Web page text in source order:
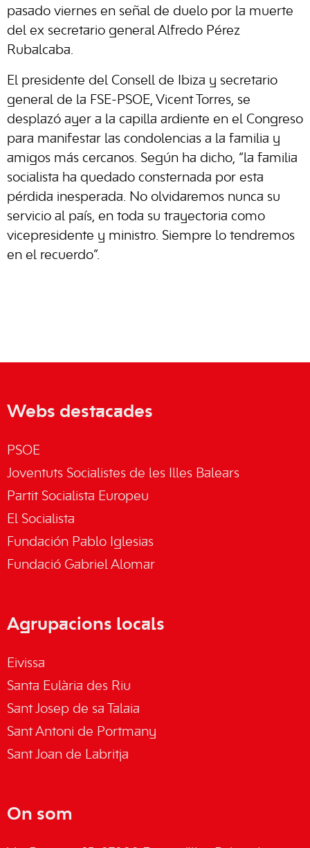
pasado viernes en señal de duelo por la muerte
del ex secretario general Alfredo Pérez
Rubalcaba.
El presidente del Consell de Ibiza y secretario
general de la FSE-PSOE, Vicent Torres, se
desplazó ayer a la capilla ardiente en el Congreso
para manifestar las condolencias a la familia y
amigos más cercanos. Según ha dicho, “la familia
socialista ha quedado consternada por esta
pérdida inesperada. No olvidaremos nunca su
servicio al país, en toda su trayectoria como
vicepresidente y ministro. Siempre lo tendremos
en el recuerdo”.
Webs destacades
PSOE
Joventuts Socialistes de les Illes Balears
Partit Socialista Europeu
El Socialista
Fundación Pablo Iglesias
Fundació Gabriel Alomar
Agrupacions locals
Eivissa
Santa Eulària des Riu
Sant Josep de sa Talaia
Sant Antoni de Portmany
Sant Joan de Labritja
On som